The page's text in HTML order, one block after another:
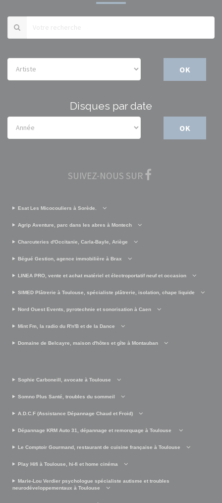
OK
Disques par date
OK
SUIVEZ-NOUS SUR
Esat Les Micocouliers à Sorède.
Agrip Aventure, parc dans les abres à Montech
Charcuteries d'Occitanie, Carla-Bayle, Ariège
Bégué Gestion, agence immobilière à Brax
LINEA PRO, vente et achat matériel et électroportatif neuf et occasion
SIMED Plâtrerie à Toulouse, spécialiste plâtrerie, isolation, chape liquide
Nord Ouest Events, pyrotechnie et sonorisation à Caen
Mint Fm, la radio du R'n'B et de la Dance
Domaine de Belcayre, maison d'hôtes et gîte à Montauban
Sophie Carboneill, avocate à Toulouse
Somno Plus Santé, troubles du sommeil
A.D.C.F (Assistance Dépannage Chaud et Froid)
Dépannage KRM Auto 31, dépannage et remorquage à Toulouse
Le Comptoir Gourmand, restaurant de cuisine française à Toulouse
Play Hifi à Toulouse, hi-fi et home cinéma
Marie-Lou Verdier psychologue spécialiste autisme et troubles
neurodéveloppementaux à Toulouse